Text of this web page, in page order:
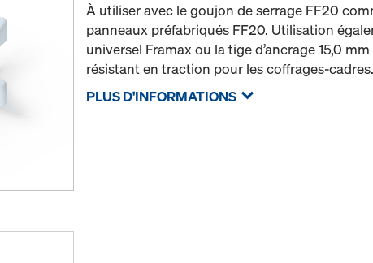
À utiliser avec le goujon de serrage FF20
panneaux préfabriqués FF20. Utilisation
universel Framax ou la tige d’ancrage 15,0
résistant en traction pour les coffrages-cadres.
PLUS D'INFORMATIONS